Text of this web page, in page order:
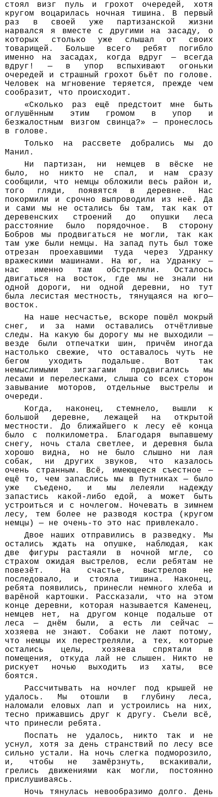
стоял визг пуль и грохот очередей, хотя
кругом воцарилась ночная тишина. В первый
раз в своей уже партизанской жизни
нарвался я вместе с другими на засаду, о
которых столько уже слышал от своих
товарищей. Больше всего ребят погибло
именно на засадах, когда вдруг — всегда
вдруг! — в упор вспыхивают огоньки
очередей и страшный грохот бьёт по голове.
Человек на мгновение теряется, прежде чем
сообразит, что происходит.
«Сколько раз ещё предстоит мне быть
оглушённым этим громом в упор и
безжалостным визгом свинца?» — пронеслось
в голове.
Только на рассвете добрались мы до
Манил.
Ни партизан, ни немцев в вёске не
было, но никто не спал, и нам сразу
сообщили, что немцы обложили весь район и,
того гляди, появятся в деревне. Нас
покормили и срочно выпроводили из неё. Да
и сами мы не остались бы там, так как от
деревенских строений до опушки леса
расстояние было порядочное. В сторону
Бобров мы продвигаться не могли, так как
там уже были немцы. На запад путь был тоже
отрезан проехавшими туда через Удранку
вражескими машинами. На юг, на Удранку —
нас именно там обстреляли. Осталось
двигаться на восток, где мы не знали ни
одной дороги, ни одной деревни, но тут
была лесистая местность, тянущаяся на юго—
восток.
На наше несчастье, вскоре пошёл мокрый
снег, и за нами оставались отчётливые
следы. На какую бы дорогу мы не выходили —
везде были отпечатки шин, причём иногда
настолько свежие, что оставалось чуть не
бегом уходить подальше. Вот так
немыслимыми зигзагами продвигались мы
лесами и перелесками, слыша со всех сторон
завывание моторов, отдельные выстрелы и
очереди.
Когда, наконец, стемнело, вышли к
большой деревне, лежащей на открытой
местности. До ближайшего к лесу её конца
было с полкилометра. Благодаря выпавшему
снегу, ночь стала светлее, и деревня была
хорошо видна, но не было слышно ни лая
собак, ни других звуков, что казалось
очень странным. Всё, имеющееся съестное —
ещё то, чем запаслись мы в Путниках — было
уже съедено, и мы лелеяли надежду
запастись какой-либо едой, а может быть
устроиться и с ночлегом. Ночевать в зимнем
лесу, тем более не разводя костра (кругом
немцы) — не очень-то это нас привлекало.
Двое наших отправились в разведку. Мы
остались ждать на опушке, наблюдая, как
две фигуры растаяли в ночной мгле, со
страхом ожидая выстрелов, если ребятам не
повезёт. На счастье, выстрелов не
последовало, и стояла тишина. Наконец,
ребята появились, принесли немного хлеба и
варёной картошки. Рассказали, что на этом
конце деревни, которая называется Каменец,
немцев нет, на другом конце подальше от
леса — днём были, а есть ли сейчас —
хозяева не знают. Собаки не лают потому,
что немцы их перестреляли, а тех, которые
остались целы, хозяева спрятали в
помещения, откуда лай не слышен. Никто не
рискует ночью выходить из хаты, все
боятся.
Рассчитывать на ночлег под крышей не
удалось. Мы отошли в глубину леса,
наломали еловых лап и устроились на них,
тесно прижавшись друг к другу. Съели всё,
что принесли ребята.
Поспать не удалось, никто так и не
уснул, хотя за день странствий по лесу все
сильно устали. На ночь слегка подморозило,
и, чтобы не замёрзнуть, вскакивали,
грелись движениями как могли, постоянно
прислушиваясь.
Ночь тянулась невообразимо долго. День